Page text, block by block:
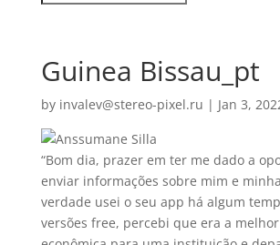
Guinea Bissau_pt
by invalev@stereo-pixel.ru | Jan 3,
“Bom dia, prazer em ter me dado a
enviar informações sobre mim e
verdade usei o seu app há algum
versões free, percebi que era a